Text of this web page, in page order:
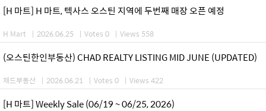
[H 마트] H 마트, 텍사스 오스틴 지역에 두번째 매장 오픈 예정
H Mart | 2026.06.25 | Votes 0 | Views 558
(오스틴한인부동산) CHAD REALTY LISTING MID JUNE (UPDATED)
채드부동산 | 2026.06.21 | Votes 0 | Views 422
[H 마트] Weekly Sale (06/19 ~ 06/25, 2026)